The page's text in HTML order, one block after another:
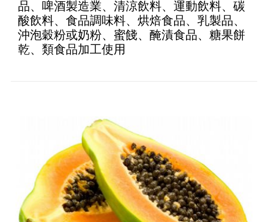
品、啤酒製造業、清涼飲料、運動飲料、碳
酸飲料、食品調味料、烘焙食品、乳製品、
沖泡穀粉或奶粉、蜜餞、醃漬食品、糖果餅
乾、類食品加工使用